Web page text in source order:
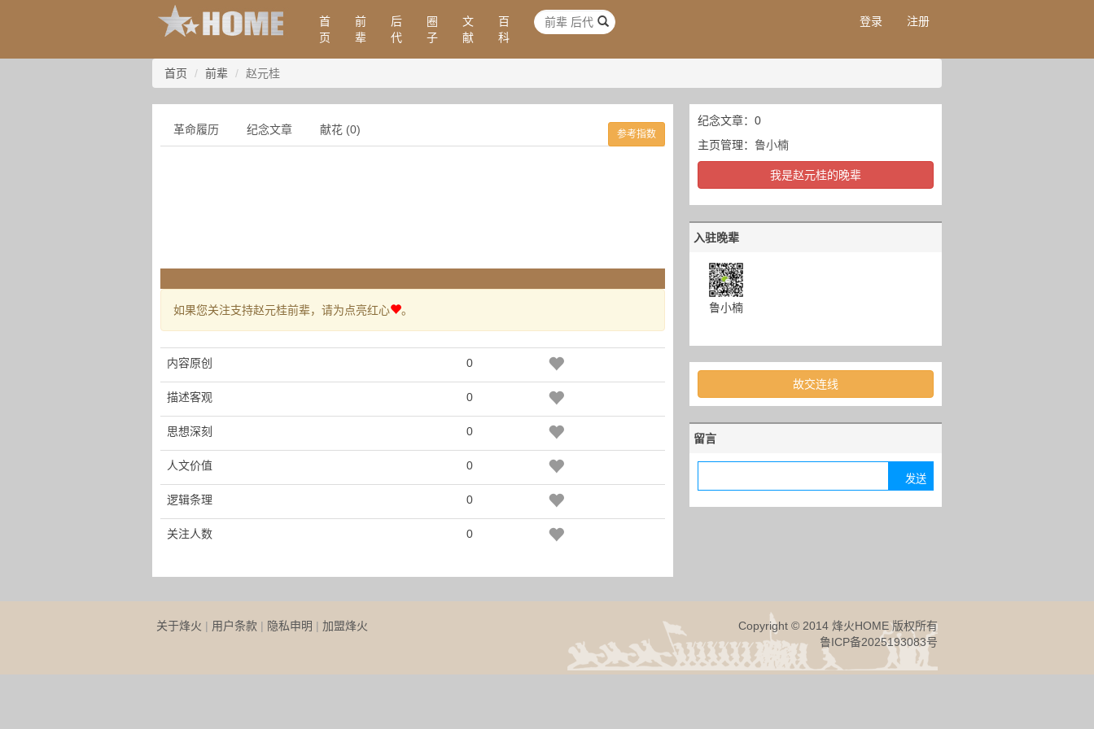
首
页
前
辈
后
代
圈
子
文
献
百
科
登录 注册
首页 前辈 赵元桂
革命履历 纪念文章 献花 (0) 参考指数
如果您关注支持赵元桂前辈，请为点亮红心 。
内容原创 0
描述客观 0
思想深刻 0
人文价值 0
逻辑条理 0
关注人数 0
纪念文章：0
主页管理： 鲁小楠
我是赵元桂的晚辈
入驻晚辈
鲁小楠
故交连线
留言
关于烽火 | 用户条款 | 隐私申明 | 加盟烽火
Copyright © 2014 烽火HOME 版权所有
鲁ICP备2025193083号